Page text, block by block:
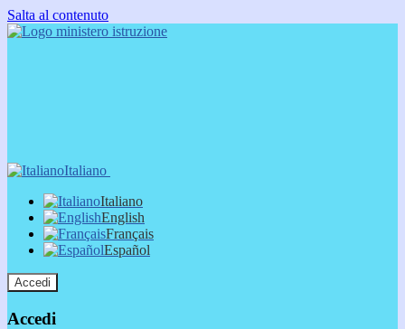
Salta al contenuto
Italiano
Italiano
English
Français
Español
Accedi
Accedi